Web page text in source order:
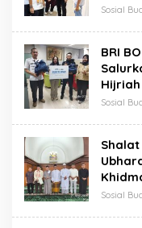
Sosial
BRI
Hijriah
Sosial
Shalat
Sosial